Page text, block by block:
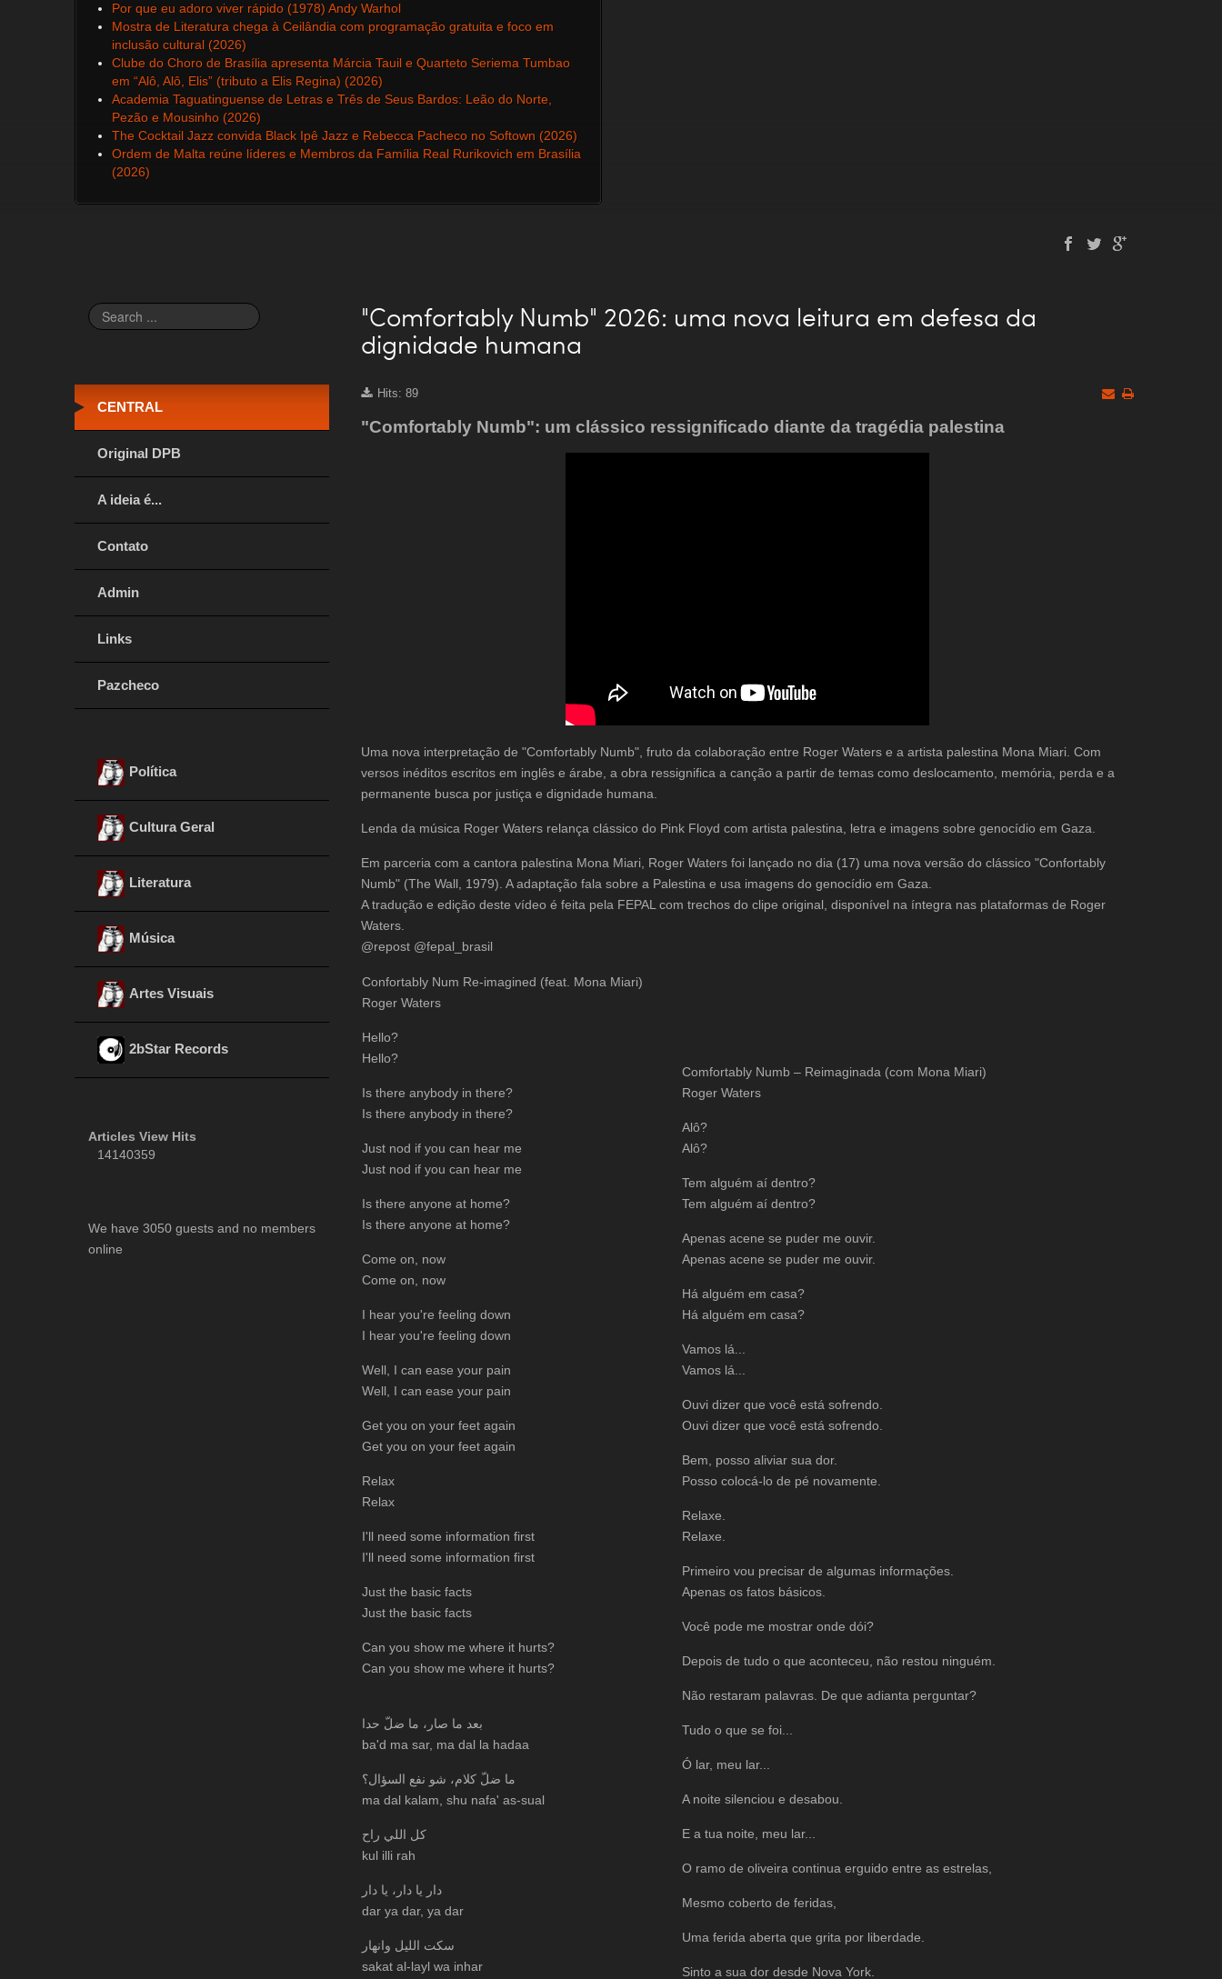
Por que eu adoro viver rápido (1978) Andy Warhol
Mostra de Literatura chega à Ceilândia com programação gratuita e foco em
inclusão cultural (2026)
Clube do Choro de Brasília apresenta Márcia Tauil e Quarteto Seriema Tumbao
em “Alô, Alô, Elis” (tributo a Elis Regina) (2026)
Academia Taguatinguense de Letras e Três de Seus Bardos: Leão do Norte,
Pezão e Mousinho (2026)
The Cocktail Jazz convida Black Ipê Jazz e Rebecca Pacheco no Softown (2026)
Ordem de Malta reúne líderes e Membros da Família Real Rurikovich em Brasília
(2026)
"Comfortably Numb" 2026: uma nova leitura em defesa da
dignidade humana
Hits: 89
"Comfortably Numb": um clássico ressignificado diante da tragédia palestina
Uma nova interpretação de "Comfortably Numb", fruto da colaboração entre Roger Waters e a artista palestina Mona Miari. Com
versos inéditos escritos em inglês e árabe, a obra ressignifica a canção a partir de temas como deslocamento, memória, perda e a
permanente busca por justiça e dignidade humana.
Lenda da música Roger Waters relança clássico do Pink Floyd com artista palestina, letra e imagens sobre genocídio em Gaza.
Em parceria com a cantora palestina Mona Miari, Roger Waters foi lançado no dia (17) uma nova versão do clássico "Confortably
Numb" (The Wall, 1979). A adaptação fala sobre a Palestina e usa imagens do genocídio em Gaza.
A tradução e edição deste vídeo é feita pela FEPAL com trechos do clipe original, disponível na íntegra nas plataformas de Roger
Waters.
@repost @fepal_brasil
Confortably Num Re-imagined (feat. Mona Miari)
Roger Waters
Hello?
Hello?
Is there anybody in there?
Is there anybody in there?
Just nod if you can hear me
Just nod if you can hear me
Is there anyone at home?
Is there anyone at home?
Come on, now
Come on, now
I hear you're feeling down
I hear you're feeling down
Well, I can ease your pain
Well, I can ease your pain
Get you on your feet again
Get you on your feet again
Relax
Relax
I'll need some information first
I'll need some information first
Just the basic facts
Just the basic facts
Can you show me where it hurts?
Can you show me where it hurts?
بعد ما صار، ما ضلّ حدا
ba'd ma sar, ma dal la hadaa
ما ضلّ كلام، شو نفع السؤال؟
ma dal kalam, shu nafa' as-sual
كل اللي راح
kul illi rah
دار يا دار، يا دار
dar ya dar, ya dar
سكت الليل وانهار
sakat al-layl wa inhar
Comfortably Numb – Reimaginada (com Mona Miari)
Roger Waters
Alô?
Alô?
Tem alguém aí dentro?
Tem alguém aí dentro?
Apenas acene se puder me ouvir.
Apenas acene se puder me ouvir.
Há alguém em casa?
Há alguém em casa?
Vamos lá...
Vamos lá...
Ouvi dizer que você está sofrendo.
Ouvi dizer que você está sofrendo.
Bem, posso aliviar sua dor.
Posso colocá-lo de pé novamente.
Relaxe.
Relaxe.
Primeiro vou precisar de algumas informações.
Apenas os fatos básicos.
Você pode me mostrar onde dói?
Depois de tudo o que aconteceu, não restou ninguém.
Não restaram palavras. De que adianta perguntar?
Tudo o que se foi...
Ó lar, meu lar...
A noite silenciou e desabou.
E a tua noite, meu lar...
O ramo de oliveira continua erguido entre as estrelas,
Mesmo coberto de feridas,
Uma ferida aberta que grita por liberdade.
Sinto a sua dor desde Nova York.
Search
...
CENTRAL
Original DPB
A ideia é...
Contato
Admin
Links
Pazcheco
Política
Cultura Geral
Literatura
Música
Artes Visuais
2bStar Records
Articles View Hits
14140359
We have 3050 guests and no members
online